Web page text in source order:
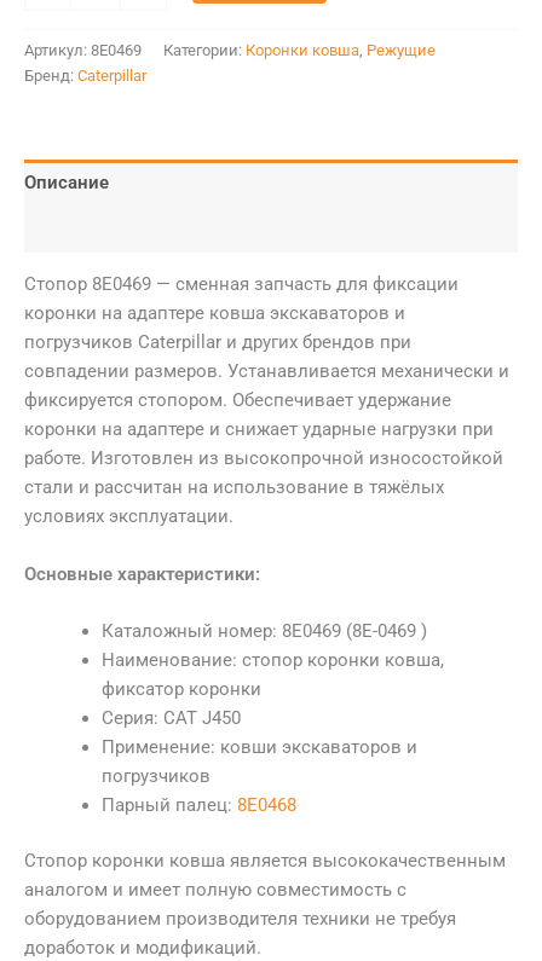
Артикул: 8E0469 Категории: Коронки ковша, Режущие
Бренд: Caterpillar
Описание
Стопор 8E0469 — сменная запчасть для фиксации
коронки на адаптере ковша экскаваторов и
погрузчиков Caterpillar и других брендов при
совпадении размеров. Устанавливается механически и
фиксируется стопором. Обеспечивает удержание
коронки на адаптере и снижает ударные нагрузки при
работе. Изготовлен из высокопрочной износостойкой
стали и рассчитан на использование в тяжёлых
условиях эксплуатации.
Основные характеристики:
Каталожный номер: 8E0469 (8E-0469 )
Наименование: стопор коронки ковша,
фиксатор коронки
Серия: CAT J450
Применение: ковши экскаваторов и
погрузчиков
Парный палец: 8E0468
Стопор коронки ковша является высококачественным
аналогом и имеет полную совместимость с
оборудованием производителя техники не требуя
доработок и модификаций.